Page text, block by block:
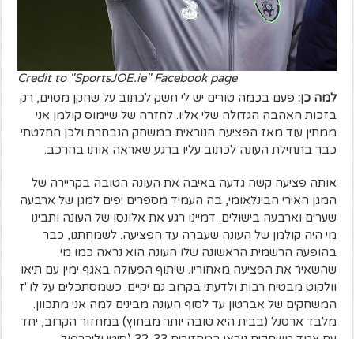
Credit to "SportsJOE.ie" Facebook page
למה כן: פעם בכמה טורים יש לי חשק לכתוב על שחקן מסוים, רק
בזכות האהבה הגדולה שלי אליו. לחזרה של שיימוס קולמן אני
ממתין עוד מאז הפציעה הנוראית במשחק הנבחרת ולכן החלטתי
כבר בתחילת העונה לכתוב עליו ברגע שאראה אותו בהרכב.
אותה פציעה קשה גדעה באיבה את העונה הטובה בקריירה של
המגן האירי הבינלאומי, בה העמיד מספרים יפים למגן של ארבעה
שערים וארבעה בישולים. דמיינו רגע את אלונסו של העונה ותבינו
מי היה קולמן של העונה שעברה עד הפציעה. לשמחתנו, כבר
בהופעה הרשמית הראשונה שלו העונה הוא נראה כמו מי
שהשאיר את הפציעה מאחוריו. שיתוף הפעולה באגף ימין עם תיאו
וולקוט מבטיח רבות ולדעתי בקרוב גם יקיים. כשמסתכלים על לו"ז
המשחקים של אברטון עד לסוף העונה מבינים למה אני מתכוון.
מלבד ארסנל (בבית היא טובה יותר מבחוץ) במחזור הקרוב, יחד